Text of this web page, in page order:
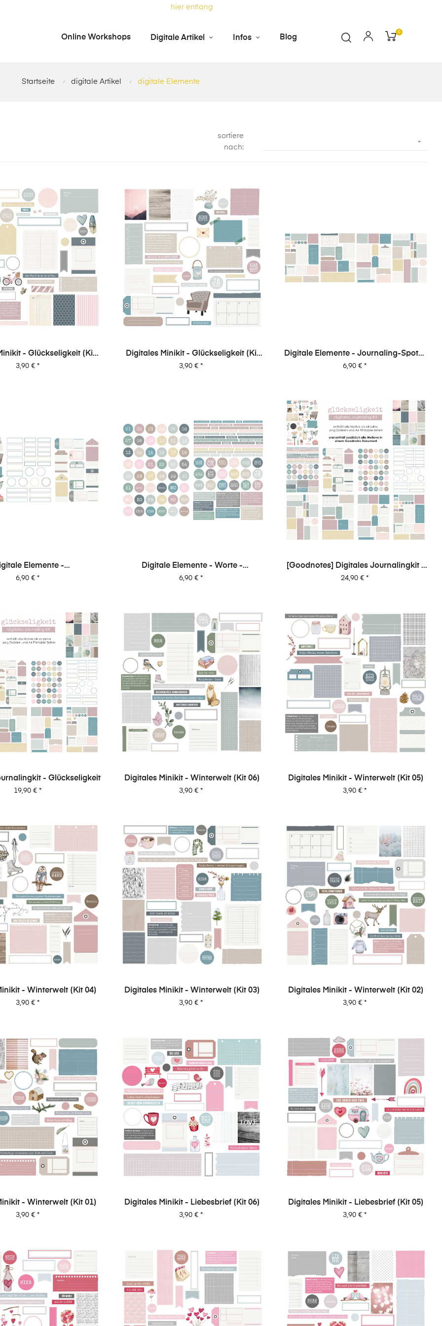
hier entlang
Online Workshops Digitale Artikel Infos Blog
0
Startseite digitale Artikel digitale Elemente
sortiere
nach:

- Glückseligkeit (Kit
02)
Preis
3,90 €*
Digitales Minikit - Glückseligkeit (Kit
01)
Preis
3,90 € *
Digitale Elemente - Journaling-Spots -
Glückseligkeit
Preis
6,90 €*
Elemente -
- Glückseligkeit
Preis
6,90 €*
Digitale Elemente - Worte -
Glückseligkeit
Preis
6,90 € *
[Goodnotes] Digitales Journalingkit -
Glückseligkeit
Preis
24,90 €*
- Glückseligkeit
Preis
19,90 €*
Digitales Minikit - Winterwelt (Kit 06)
Preis
3,90 € *
Digitales Minikit - Winterwelt (Kit 05)
Preis
3,90 €*
- Winterwelt (Kit 04)
Preis
3,90 €*
Digitales Minikit - Winterwelt (Kit 03)
Preis
3,90 € *
Digitales Minikit - Winterwelt (Kit 02)
Preis
3,90 €*
- Winterwelt (Kit 01)
Preis
3,90 €*
Digitales Minikit - Liebesbrief (Kit 06)
Preis
3,90 € *
Digitales Minikit - Liebesbrief (Kit 05)
Preis
3,90 €*